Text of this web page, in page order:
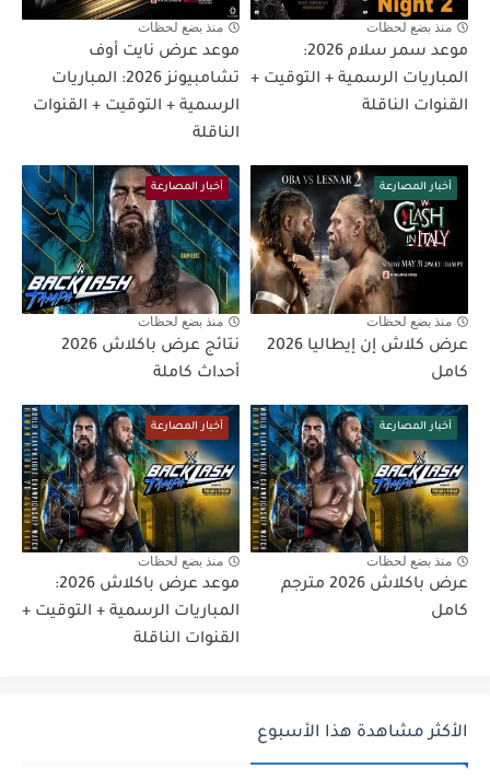
منذ بضع لحظات
موعد سمر سلام 2026:
المباريات الرسمية + التوقيت +
القنوات الناقلة
منذ بضع لحظات
موعد عرض نايت أوف
تشامبيونز 2026: المباريات
الرسمية + التوقيت + القنوات
الناقلة
أخبار المصارعة
منذ بضع لحظات
عرض كلاش إن إيطاليا 2026
كامل
أخبار المصارعة
منذ بضع لحظات
نتائج عرض باكلاش 2026
أحداث كاملة
أخبار المصارعة
منذ بضع لحظات
عرض باكلاش 2026 مترجم
كامل
أخبار المصارعة
منذ بضع لحظات
موعد عرض باكلاش 2026:
المباريات الرسمية + التوقيت +
القنوات الناقلة
الأكثر مشاهدة هذا الأسبوع